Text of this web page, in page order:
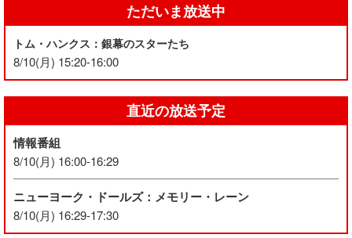
ただいま放送中
トム・ハンクス：銀幕のスターたち
8/10(月) 15:20-16:00
直近の放送予定
情報番組
8/10(月) 16:00-16:29
ニューヨーク・ドールズ：メモリー・レーン
8/10(月) 16:29-17:30